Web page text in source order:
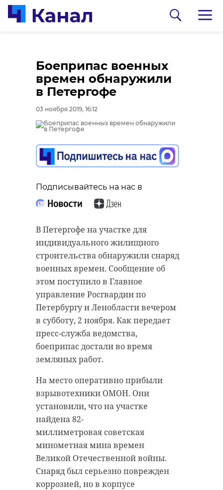
Боеприпас военных
времен обнаружили
в Петергофе
03 ноября 2019, 16:12
Подписывайтесь на нас в
В Петергофе на участке для
индивидуального жилищного
строительства обнаружили снаряд
военных времен. Сообщение об
этом поступило в Главное
управление Росгвардии по
Петербургу и Ленобласти вечером
в субботу, 2 ноября. Как передает
пресс-служба ведомства,
боеприпас достали во время
земляных работ.
На место оперативно прибыли
взрывотехники ОМОН. Они
установили, что на участке
найдена 82-
миллиметровая советская
минометная мина времен
Великой Отечественной войны.
Снаряд был серьезно поврежден
коррозией, но в корпусе
В Гатчинском районе
добровольцы
“особняк с
привидениями” XIX
века
Подписывайтесь на нас в
Сейчас расчищают рамы, снимают
старый слой краски.
Реставрируют уникальные
витражи в морском стиле.
Впереди шпаклевка дома,
утепление пенькой,
антибиологическая и
противопожарная обработка.
Сосновоборец
разгадал тайну
старинном кладбище
и узнал много нового
об истории города
Подписывайтесь на нас в
Руслан Семенченко мечтает,
чтобы историки-профессионалы
больше узнали о жизни Анны. В
этом году бельгийские архивы
рассекретят документы 100-
летней давности и, может тогда,
удастся узнать, какой была жизнь
Анны Беквор и других бельгийцев
в Сосновом Бору.